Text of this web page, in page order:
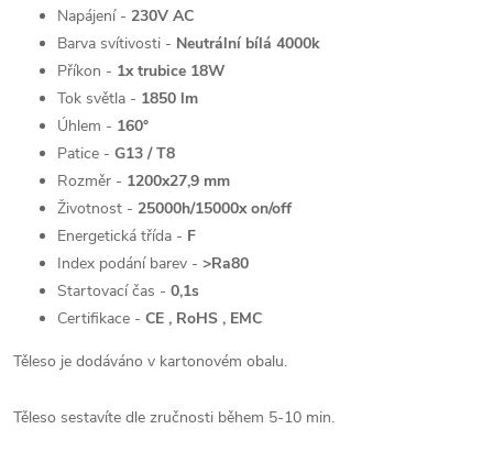
Napájení - 230V AC
Barva svítivosti - Neutrální bílá 4000k
Příkon - 1x trubice 18W
Tok světla - 1850 lm
Úhlem - 160°
Patice - G13 / T8
Rozměr - 1200x27,9 mm
Životnost - 25000h/15000x on/off
Energetická třída - F
Index podání barev - >Ra80
Startovací čas - 0,1s
Certifikace - CE , RoHS , EMC
Těleso je dodáváno v kartonovém obalu.
Těleso sestavíte dle zručnosti během 5-10 min.